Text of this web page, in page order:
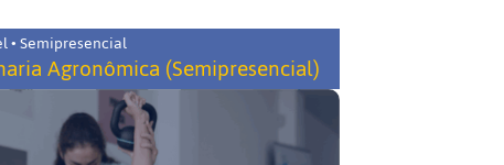
• Semipresencial
Agronômica (Semipresencial)